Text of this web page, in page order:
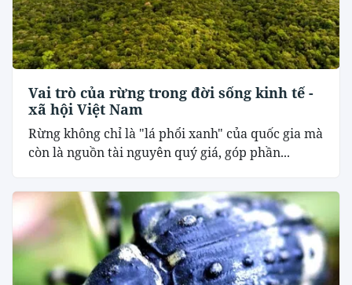
Vai trò của rừng trong đời sống kinh tế -
xã hội Việt Nam
Rừng không chỉ là "lá phổi xanh" của quốc gia mà
còn là nguồn tài nguyên quý giá, góp phần...